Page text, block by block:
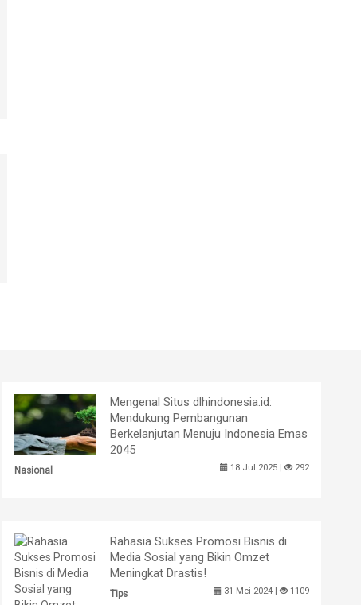
Mengenal Situs dlhindonesia.id:
Mendukung Pembangunan
Berkelanjutan Menuju Indonesia Emas
2045
Nasional 18 Jul 2025 | 292
Rahasia Sukses Promosi Bisnis di
Media Sosial yang Bikin Omzet
Meningkat Drastis!
Tips 31 Mei 2024 | 1109